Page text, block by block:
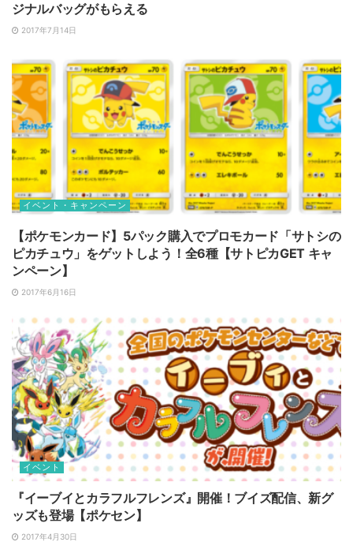
ジナルバッグがもらえる
2017年7月14日
イベント・キャンペーン
【ポケモンカード】5パック購入でプロモカード「サトシの
ピカチュウ」をゲットしよう！全6種【サトピカGET キャ
ンペーン】
2017年6月16日
イベント
『イーブイとカラフルフレンズ』開催！ブイズ配信、新グ
ッズも登場【ポケセン】
2017年4月30日